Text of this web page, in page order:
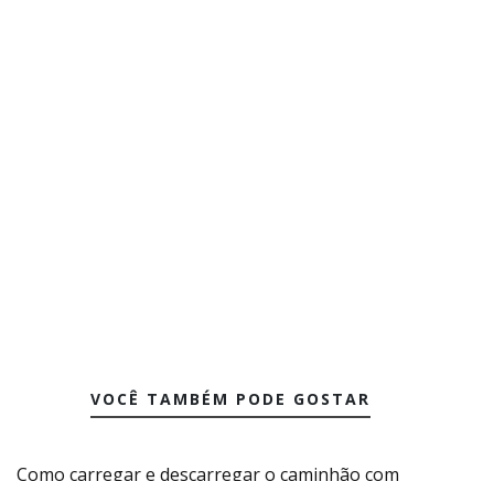
VOCÊ TAMBÉM PODE GOSTAR
Como carregar e descarregar o caminhão com